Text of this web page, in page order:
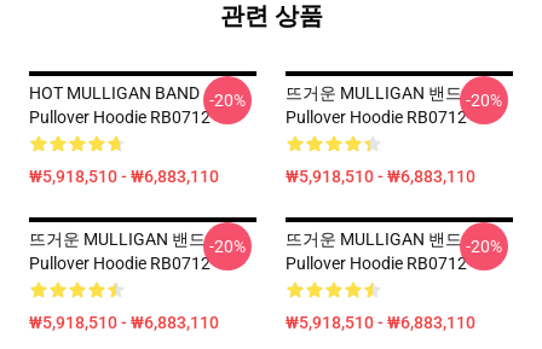
관련 상품
HOT MULLIGAN BAND
Pullover Hoodie RB0712
₩5,918,510 - ₩6,883,110
-20%
뜨거운 MULLIGAN 밴드
Pullover Hoodie RB0712
₩5,918,510 - ₩6,883,110
-20%
뜨거운 MULLIGAN 밴드
Pullover Hoodie RB0712
₩5,918,510 - ₩6,883,110
-20%
뜨거운 MULLIGAN 밴드
Pullover Hoodie RB0712
₩5,918,510 - ₩6,883,110
-20%